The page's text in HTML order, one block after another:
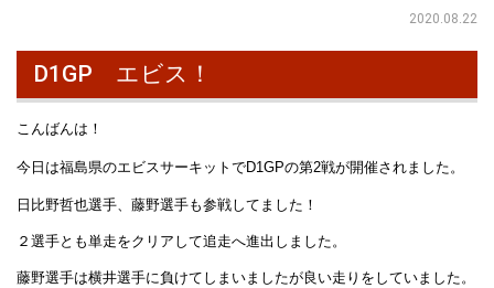
2020.08.22
D1GP エビス！
こんばんは！
今日は福島県のエビスサーキットでD1GPの第2戦が開催されました。
日比野哲也選手、藤野選手も参戦してました！
２選手とも単走をクリアして追走へ進出しました。
藤野選手は横井選手に負けてしまいましたが良い走りをしていました。